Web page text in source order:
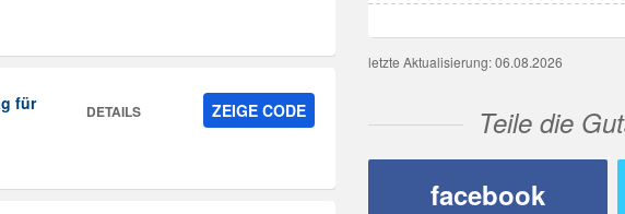
für DETAILS ZEIGE CODE
letzte Aktualisierung: 06.08.2026
Teile die
facebook